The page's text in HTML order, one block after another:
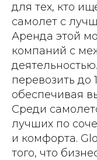
для тех, кто
самолет с
Аренда этой
компаний с
перевозить до
обеспечивая
Среди
лучших по
и комфорта.
того, что